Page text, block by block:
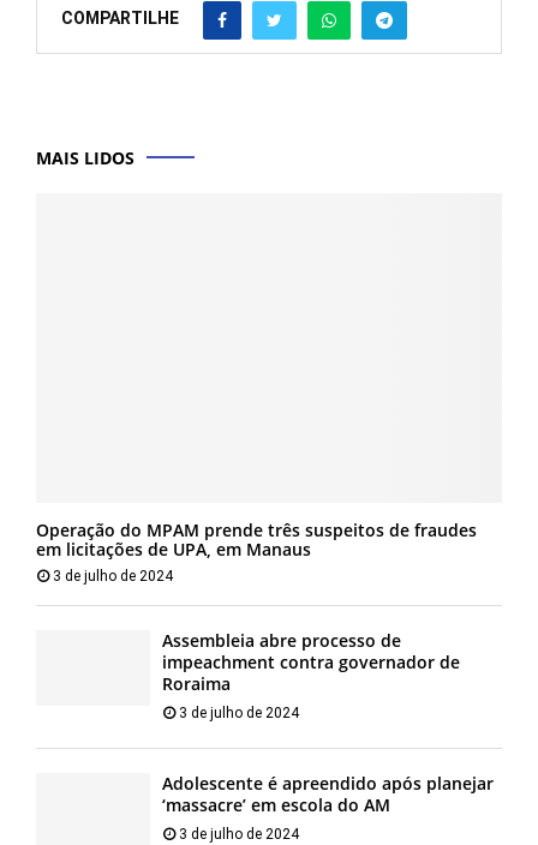
COMPARTILHE
MAIS LIDOS
Operação do MPAM prende três suspeitos de fraudes
em licitações de UPA, em Manaus
3 de julho de 2024
Assembleia abre processo de
impeachment contra governador de
Roraima
3 de julho de 2024
Adolescente é apreendido após planejar
‘massacre’ em escola do AM
3 de julho de 2024